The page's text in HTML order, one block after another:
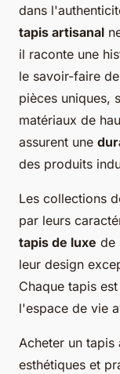
dans
tapis artisanal
il raconte une
le savoir-faire
pièces uniques,
matériaux de
assurent une
des produits
Les collections
par leurs
tapis de luxe de
leur design
Chaque tapis
l'espace de vie
Acheter un tapis
esthétiques et